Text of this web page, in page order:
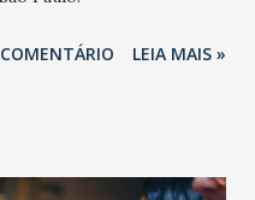
LEIA MAIS »